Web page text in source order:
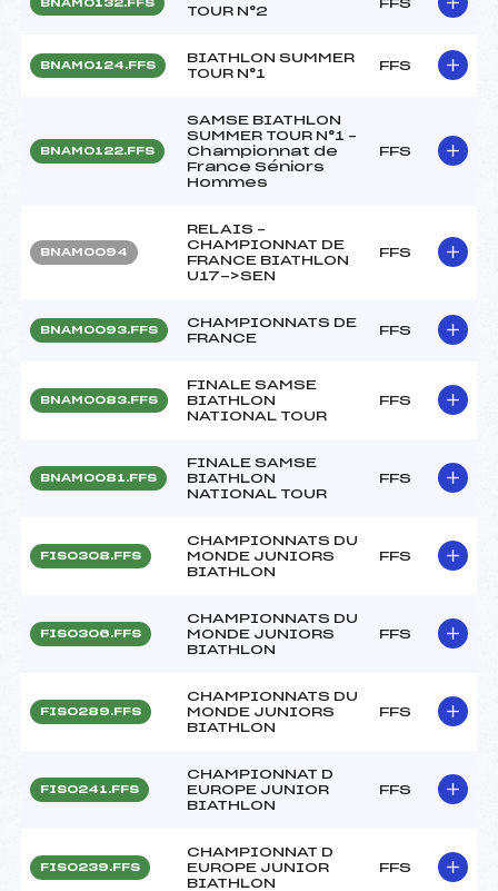
BNAM0132.FFS
TOUR N°2
FFS
BNAM0124.FFS
BIATHLON SUMMER
TOUR N°1
FFS
BNAM0122.FFS
SAMSE BIATHLON
SUMMER TOUR N°1 –
Championnat de
France Séniors
Hommes
FFS
BNAM0094
RELAIS –
CHAMPIONNAT DE
FRANCE BIATHLON
U17->SEN
FFS
BNAM0093.FFS
CHAMPIONNATS DE
FRANCE
FFS
BNAM0083.FFS
FINALE SAMSE
BIATHLON
NATIONAL TOUR
FFS
BNAM0081.FFS
FINALE SAMSE
BIATHLON
NATIONAL TOUR
FFS
FIS0308.FFS
CHAMPIONNATS DU
MONDE JUNIORS
BIATHLON
FFS
FIS0306.FFS
CHAMPIONNATS DU
MONDE JUNIORS
BIATHLON
FFS
FIS0289.FFS
CHAMPIONNATS DU
MONDE JUNIORS
BIATHLON
FFS
FIS0241.FFS
CHAMPIONNAT D
EUROPE JUNIOR
BIATHLON
FFS
FIS0239.FFS
CHAMPIONNAT D
EUROPE JUNIOR
BIATHLON
FFS